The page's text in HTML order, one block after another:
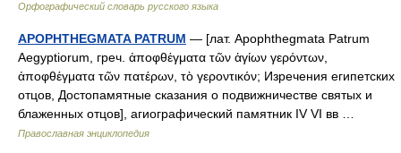
Орфографический словарь русского языка
APOPHTHEGMATA PATRUM — [лат. Apophthegmata Patrum
Aegyptiorum, греч. ἀποφθέγματα τῶν ἁγίων γερόντων,
ἀποφθέγματα τῶν πατέρων, τὸ γεροντικόν; Изречения египетских
отцов, Достопамятные сказания о подвижничестве святых и
блаженных отцов], агиографический памятник IV VI вв …
Православная энциклопедия